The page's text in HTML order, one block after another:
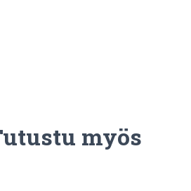
myös